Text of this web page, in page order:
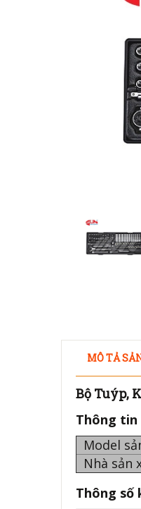
MÔ TẢ
Bộ Tuýp,
Thông tin
Model
Nhà sản
Thông số